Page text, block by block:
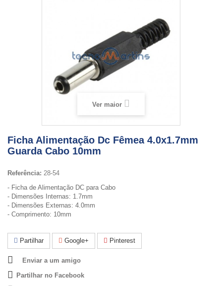
Ver maior
Ficha Alimentação Dc Fêmea 4.0x1.7mm
Guarda Cabo 10mm
Referência: 28-54
- Ficha de Alimentação DC para Cabo
- Dimensões Internas: 1.7mm
- Dimensões Externas: 4.0mm
- Comprimento: 10mm
Partilhar Google+ Pinterest
Enviar a um amigo
Partilhar no Facebook